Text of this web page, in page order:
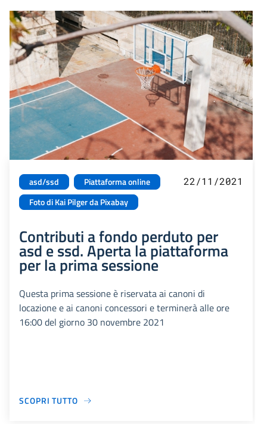
asd/ssd
Piattaforma online
Foto di Kai Pilger da Pixabay
22/11/2021
Contributi a fondo perduto per
asd e ssd. Aperta la piattaforma
per la prima sessione
Questa prima sessione è riservata ai canoni di
locazione e ai canoni concessori e terminerà alle ore
16:00 del giorno 30 novembre 2021
SCOPRI TUTTO